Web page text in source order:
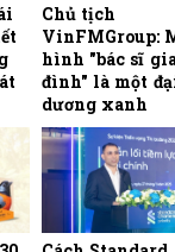
Chủ tịch
VinFMGroup:
hình "bác sĩ
đình" là một
dương xanh